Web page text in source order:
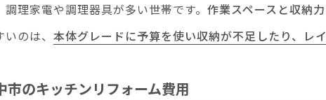
理家電や調理器具が多い世帯です。作業スペースと収納
いのは、本体グレードに予算を使い収納が不足したり、レ
市のキッチンリフォーム費用